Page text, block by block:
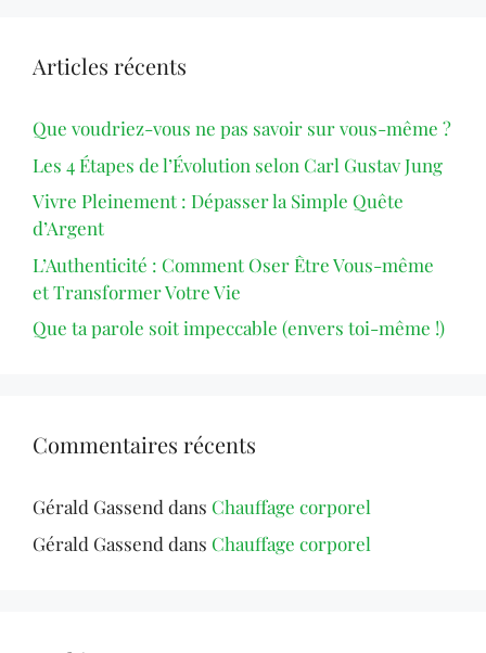
Articles récents
Que voudriez-vous ne pas savoir sur vous-même ?
Les 4 Étapes de l’Évolution selon Carl Gustav Jung
Vivre Pleinement : Dépasser la Simple Quête
d’Argent
L’Authenticité : Comment Oser Être Vous-même
et Transformer Votre Vie
Que ta parole soit impeccable (envers toi-même !)
Commentaires récents
Gérald Gassend dans Chauffage corporel
Gérald Gassend dans Chauffage corporel